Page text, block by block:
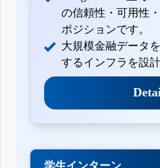
の信頼性・可用性
ポジションです。
大規模金融データ
するインフラを設
学生インターン